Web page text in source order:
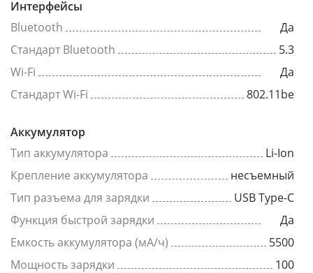
Интерфейсы
Bluetooth
Да
Стандарт Bluetooth
5.3
Wi-Fi
Да
Стандарт Wi-Fi
802.11be
Аккумулятор
Тип аккумулятора
Li-Ion
Крепление аккумулятора
несъемный
Тип разъема для зарядки
USB Type-C
Функция быстрой зарядки
Да
Емкость аккумулятора (мА/ч)
5500
Мощность зарядки
100